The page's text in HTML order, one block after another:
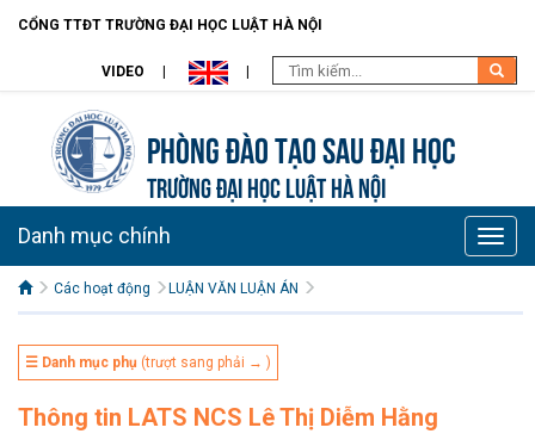
CỔNG TTĐT TRƯỜNG ĐẠI HỌC LUẬT HÀ NỘI
VIDEO
Phòng Đào tạo Sau đại học
TRƯỜNG ĐẠI HỌC LUẬT HÀ NỘI
Toggle
Danh mục chính
Các hoạt động LUẬN VĂN LUẬN ÁN
☰ Danh mục phụ (trượt sang phải → )
Thông tin LATS NCS Lê Thị Diễm Hằng